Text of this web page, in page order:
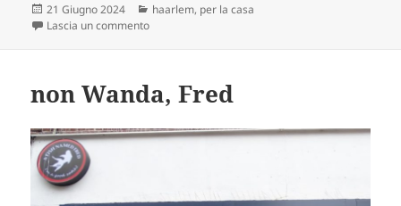
Scritto
il
21 Giugno 2024 Categorie
haarlem, per la casa
Lascia un commentosu negozio, a esser pignoli
non Wanda, Fred